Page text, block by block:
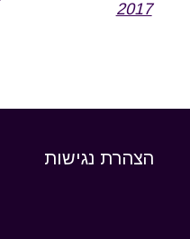
2017
הצהרת נגישות